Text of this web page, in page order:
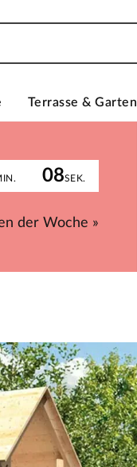
Terrasse & Garten
08SEK.
der Woche »